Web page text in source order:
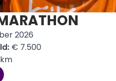
2026
€ 7.500